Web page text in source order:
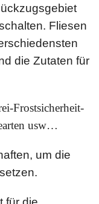
Fliesen
die Zutaten für
Frostsicherheit-
usw…
um die